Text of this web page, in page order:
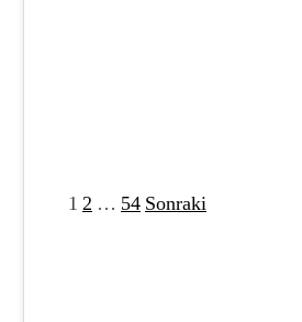
Y
1 2 … 54 Sonraki